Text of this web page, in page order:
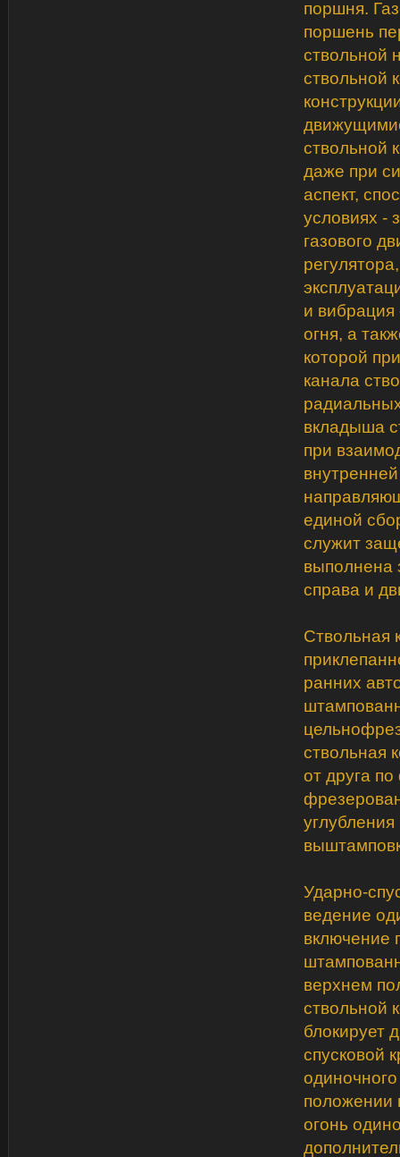
поршня.
поршень
ствольной
ствольной
ствольной
даже при
аспект,
условиях -
газового
и вибрация
огня, а
которой
канала
вкладыша
при
единой
служит
выполнена
справа и
Ствольная
ранних
ствольная
от друга
Ударно-
ведение
включение
верхнем
ствольной
блокирует
спусковой
положении
огонь